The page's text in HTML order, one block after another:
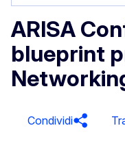
ARISA
blueprint
Condividi